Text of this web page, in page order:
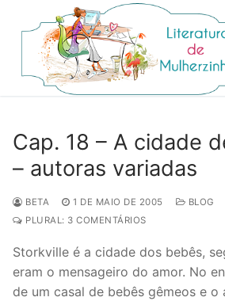
para
conteúdo
Cap. 18 – A cidade
– autoras variadas
BETA 1 DE MAIO DE 2005
BLOG
PLURAL: 3 COMENTÁRIOS
Storkville é a cidade dos bebês,
eram o mensageiro do amor. No
de um casal de bebês gêmeos e o